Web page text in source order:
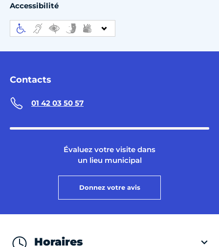
Accessibilité
Contacts
01 42 03 50 57
Évaluez votre visite dans
un lieu municipal
Donnez votre avis
Horaires